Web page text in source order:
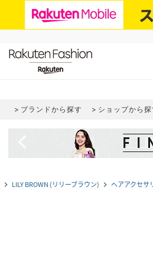
ブランドから探す ショップから探
navigate_next LILY BROWN (リリーブラウン) navigate_next ヘアアクセサ